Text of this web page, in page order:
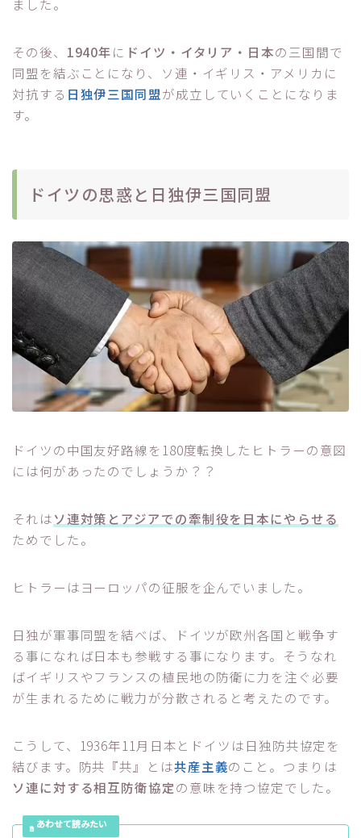
ました。
その後、 1940年に ドイツ・イタリア・日本の三国間で
同盟を結ぶことになり、ソ連・イギリス・アメリカに
対抗する 日独伊三国同盟が成立していくことになりま
す。
ドイツの思惑と日独伊三国同盟
ドイツの中国友好路線を180度転換したヒトラーの意図
には何があったのでしょうか？？
それはソ連対策とアジアでの牽制役を日本にやらせる
ためでした。
ヒトラーはヨーロッパの征服を企んでいました。
日独が軍事同盟を結べば、ドイツが欧州各国と戦争す
る事になれば日本も参戦する事になります。そうなれ
ばイギリスやフランスの植民地の防衛に力を注ぐ必要
が生まれるために戦力が分散されると考えたのです。
こうして、1936年11月日本とドイツは日独防共協定を
結びます。防共『共』とは共産主義のこと。つまりは
ソ連に対する相互防衛協定の意味を持つ協定でした。